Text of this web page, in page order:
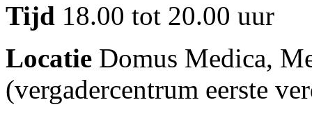
Tijd 18.00 tot 20.00 uur
Locatie Domus Medica,
(vergadercentrum eerste